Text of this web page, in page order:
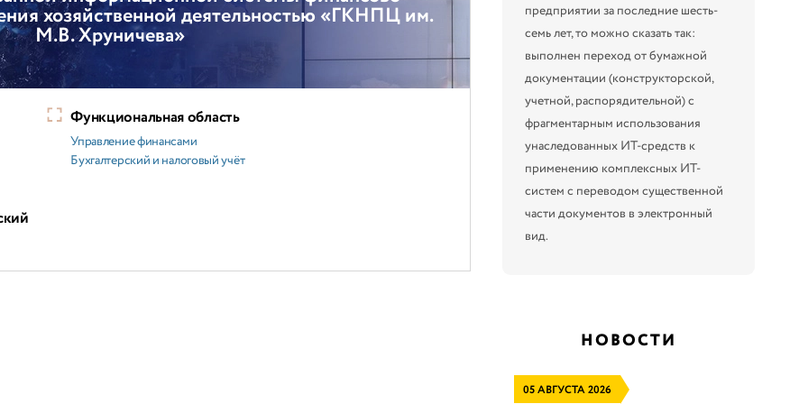
хозяйственной деятельностью «ГКНПЦ им.
М.В. Хруничева»
Функциональная область
Управление финансами
Бухгалтерский и налоговый учёт
предприятии за последние шесть-
семь лет, то можно сказать так:
выполнен переход от бумажной
документации (конструкторской,
учетной, распорядительной) с
фрагментарным использования
унаследованных ИТ-средств к
применению комплексных ИТ-
систем с переводом существенной
части документов в электронный
вид.
НОВОСТИ
05 АВГУСТА 2026